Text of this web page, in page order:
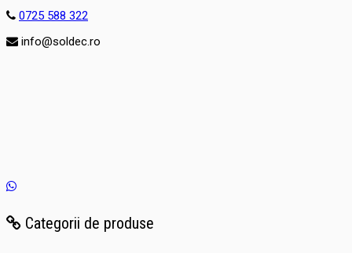
0725 588 322
info@soldec.ro
Categorii de produse